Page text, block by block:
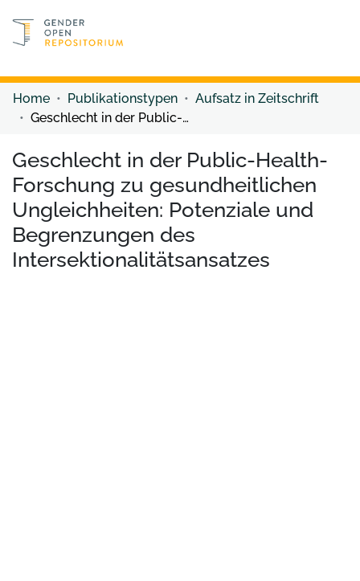
Discover content
Home Publikationstypen
Aufsatz in Zeitschrift
Geschlecht in der Public-Health-Forschung zu gesundheitlichen Ungleichheiten: Potenziale und Begrenzungen des Intersektionalitätsansatzes
Geschlecht in der Public-Health-
Forschung zu gesundheitlichen
Ungleichheiten: Potenziale und
Begrenzungen des
Intersektionalitätsansatzes